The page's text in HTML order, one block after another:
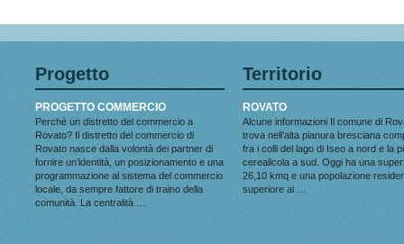
Progetto
PROGETTO COMMERCIO
Perchè un distretto del commercio a
Rovato? Il distretto del commercio di
Rovato nasce dalla volontà dei partner di
fornire un’identità, un posizionamento e una
programmazione al sistema del commercio
locale, da sempre fattore di traino della
comunità. La centralità …
Territorio
ROVATO
Alcune informazioni Il comune di
trova nell’alta pianura bresciana
fra i colli del lago di Iseo a nord e la
cerealicola a sud. Oggi ha una
26,10 kmq e una popolazione
superiore ai …